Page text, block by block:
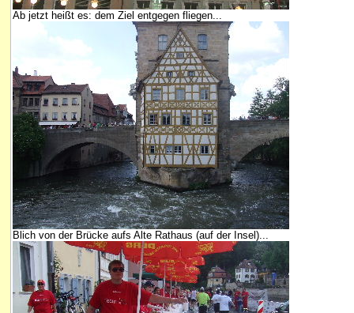
Ab jetzt heißt es: dem Ziel entgegen fliegen...
Blich von der Brücke aufs Alte Rathaus (auf der Insel)...